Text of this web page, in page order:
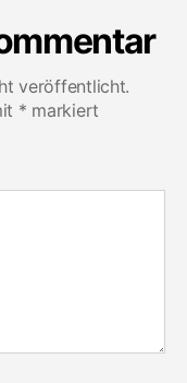
veröffentlicht.
* markiert